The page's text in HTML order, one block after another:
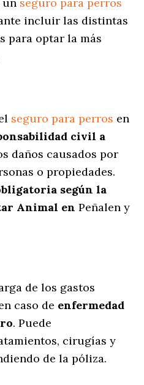
incluir las distintas
para optar la más
seguro para perros en
civil a
daños causados por
o propiedades.
según la
Animal enPeñalen y
de los gastos
caso de enfermedad
. Puede
cirugías y
de la póliza.